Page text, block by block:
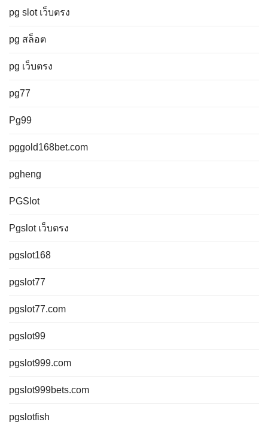
pg slot เว็บตรง
pg สล็อต
pg เว็บตรง
pg77
Pg99
pggold168bet.com
pgheng
PGSlot
Pgslot เว็บตรง
pgslot168
pgslot77
pgslot77.com
pgslot99
pgslot999.com
pgslot999bets.com
pgslotfish